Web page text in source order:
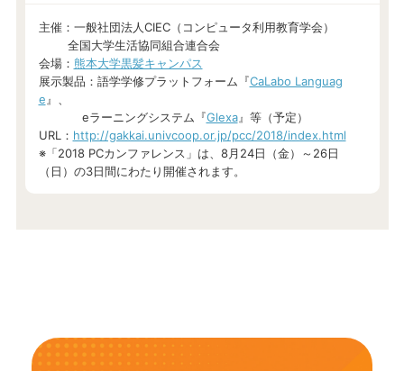
主催：一般社団法人CIEC（コンピュータ利用教育学会）
全国大学生活協同組合連合会
会場： 熊本大学黒髪キャンパス
展示製品：語学学修プラットフォーム『CaLabo Languag
e 』、
eラーニングシステム『Glexa』等（予定）
URL： http://gakkai.univcoop.or.jp/pcc/2018/index.html
※「2018 PCカンファレンス」は、8月24日（金）～26日
（日）の3日間にわたり開催されます。